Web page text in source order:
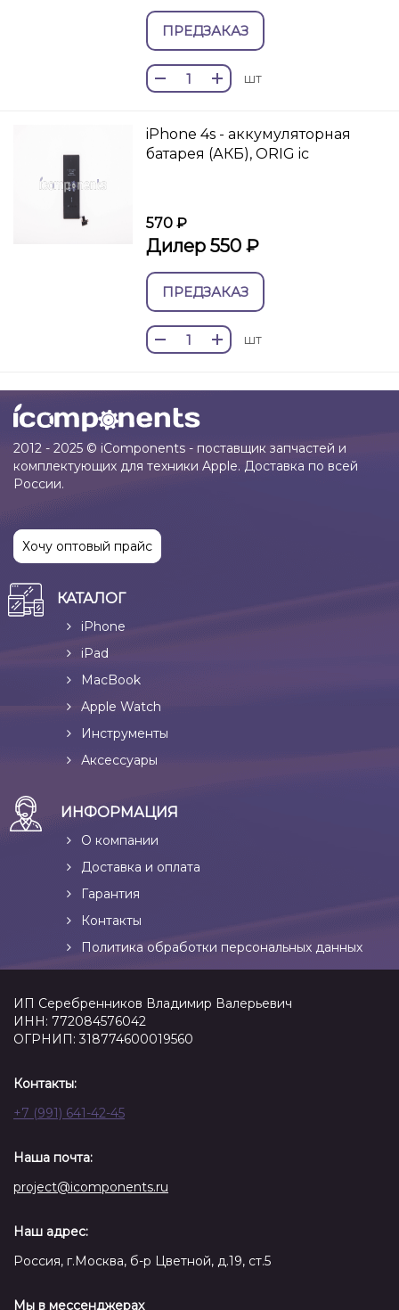
ПРЕДЗАКАЗ
шт
iPhone 4s - аккумуляторная
батарея (АКБ), ORIG ic
570 ₽
Дилер 550 ₽
ПРЕДЗАКАЗ
шт
2012 - 2025 © iComponents - поставщик запчастей и
комплектующих для техники Apple. Доставка по всей
России.
Хочу оптовый прайс
КАТАЛОГ
iPhone
iPad
MacBook
Apple Watch
Инструменты
Аксессуары
ИНФОРМАЦИЯ
О компании
Доставка и оплата
Гарантия
Контакты
Политика обработки персональных данных
ИП Серебренников Владимир Валерьевич
ИНН: 772084576042
ОГРНИП: 318774600019560
Контакты:
+7 (991) 641-42-45
Наша почта:
project@icomponents.ru
Наш адрес:
Россия, г.Москва, б-р Цветной, д.19, ст.5
Мы в мессенджерах